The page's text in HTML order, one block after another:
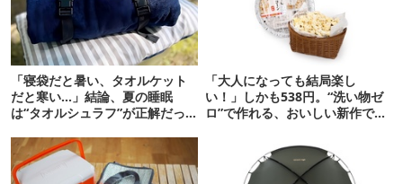
「寝袋だと暑い、タオルケット
だと寒い…」結論、夏の睡眠
は“タオルシュラフ”が正解だっ
「大人になっても結局楽し
い！」しかも538円。“洗い物ゼ
ロ”で作れる、おいしい新作です